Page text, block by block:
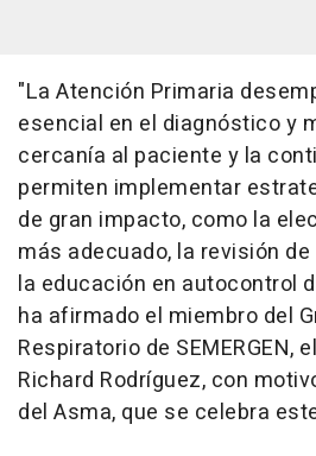
"La Atención Primaria
esencial en el diagnóstico y
cercanía al paciente y la
permiten implementar
de gran impacto, como la
más adecuado, la revisión
la educación en autocontrol
ha afirmado el miembro del
Respiratorio de SEMERGEN,
Richard Rodríguez, con
del Asma, que se celebra